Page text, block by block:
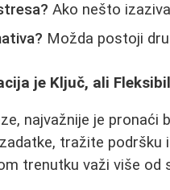
Ako nešto
Možda postoji
je Ključ, ali
najvažnije je
tražite podršku
trenutku važi više od